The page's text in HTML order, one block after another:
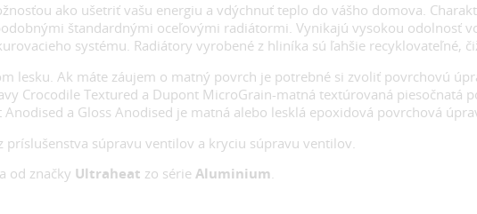
ako ušetriť vašu energiu a vdýchnuť teplo do vášho domova.
štandardnými oceľovými radiátormi. Vynikajú vysokou odolnosť
systému. Radiátory vyrobené z hliníka sú ľahšie recyklovateľné,
lesku. Ak máte záujem o matný povrch je potrebné si zvoliť povrchovú
Crocodile Textured a Dupont MicroGrain-matná textúrovaná piesočnatá
a Gloss Anodised je matná alebo lesklá epoxidová povrchová
súpravu ventilov a kryciu súpravu ventilov.
od značky Ultraheat zo série Aluminium.